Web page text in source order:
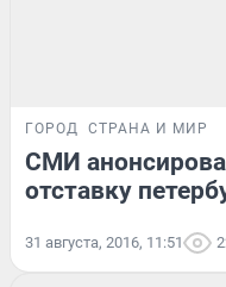
ГОРОД СТРАНА И МИР
СМИ
отставку
31 августа, 2016, 11:51